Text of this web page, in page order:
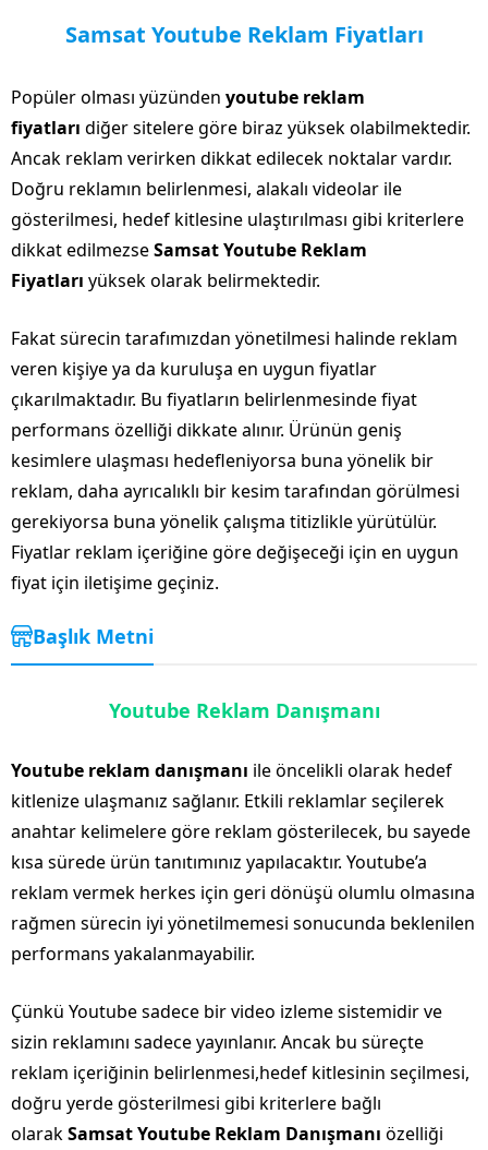
Samsat Youtube Reklam Fiyatları
Popüler olması yüzünden youtube reklam
fiyatları diğer sitelere göre biraz yüksek olabilmektedir.
Ancak reklam verirken dikkat edilecek noktalar vardır.
Doğru reklamın belirlenmesi, alakalı videolar ile
gösterilmesi, hedef kitlesine ulaştırılması gibi kriterlere
dikkat edilmezseSamsat Youtube Reklam
Fiyatları yüksek olarak belirmektedir.
Fakat sürecin tarafımızdan yönetilmesi halinde reklam
veren kişiye ya da kuruluşa en uygun fiyatlar
çıkarılmaktadır. Bu fiyatların belirlenmesinde fiyat
performans özelliği dikkate alınır. Ürünün geniş
kesimlere ulaşması hedefleniyorsa buna yönelik bir
reklam, daha ayrıcalıklı bir kesim tarafından görülmesi
gerekiyorsa buna yönelik çalışma titizlikle yürütülür.
Fiyatlar reklam içeriğine göre değişeceği için en uygun
fiyat için iletişime geçiniz.
Başlık Metni
Youtube Reklam Danışmanı
Youtube reklam danışmanı ile öncelikli olarak hedef
kitlenize ulaşmanız sağlanır. Etkili reklamlar seçilerek
anahtar kelimelere göre reklam gösterilecek, bu sayede
kısa sürede ürün tanıtımınız yapılacaktır. Youtube’a
reklam vermek herkes için geri dönüşü olumlu olmasına
rağmen sürecin iyi yönetilmemesi sonucunda beklenilen
performans yakalanmayabilir.
Çünkü Youtube sadece bir video izleme sistemidir ve
sizin reklamını sadece yayınlanır. Ancak bu süreçte
reklam içeriğinin belirlenmesi,hedef kitlesinin seçilmesi,
doğru yerde gösterilmesi gibi kriterlere bağlı
olarakSamsat Youtube Reklam Danışmanı özelliği